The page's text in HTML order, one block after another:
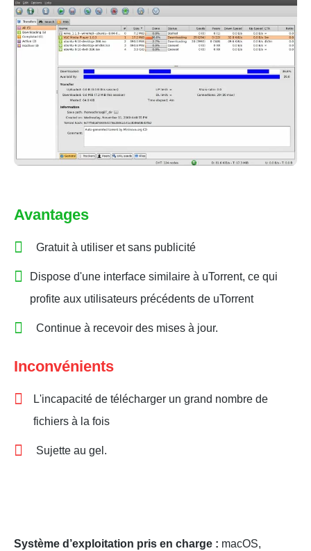
Avantages
Gratuit à utiliser et sans publicité
Dispose d'une interface similaire à uTorrent, ce qui
profite aux utilisateurs précédents de uTorrent
Continue à recevoir des mises à jour.
Inconvénients
L'incapacité de télécharger un grand nombre de
fichiers à la fois
Sujette au gel.
Système d’exploitation pris en charge : macOS,